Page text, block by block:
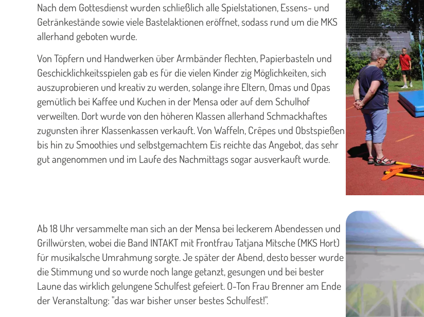
Nach dem Gottesdienst wurden schließlich alle Spielstationen, Essens- und
Getränkestände sowie viele Bastelaktionen eröffnet, sodass rund um die MKS
allerhand geboten wurde.
Von Töpfern und Handwerken über Armbänder flechten, Papierbasteln und
Geschicklichkeitsspielen gab es für die vielen Kinder zig Möglichkeiten, sich
auszuprobieren und kreativ zu werden, solange ihre Eltern, Omas und Opas
gemütlich bei Kaffee und Kuchen in der Mensa oder auf dem Schulhof
verweilten. Dort wurde von den höheren Klassen allerhand Schmackhaftes
zugunsten ihrer Klassenkassen verkauft. Von Waffeln, Crêpes und Obstspießen
bis hin zu Smoothies und selbstgemachtem Eis reichte das Angebot, das sehr
gut angenommen und im Laufe des Nachmittags sogar ausverkauft wurde.
Ab 18 Uhr versammelte man sich an der Mensa bei leckerem Abendessen und
Grillwürsten, wobei die Band INTAKT mit Frontfrau Tatjana Mitsche (MKS Hort)
für musikalsche Umrahmung sorgte. Je später der Abend, desto besser wurde
die Stimmung und so wurde noch lange getanzt, gesungen und bei bester
Laune das wirklich gelungene Schulfest gefeiert. O-Ton Frau Brenner am Ende
der Veranstaltung: "das war bisher unser bestes Schulfest!".